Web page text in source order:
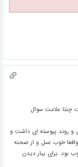
چنتا علامت سوال
و روند پیوسته ای داشت و
خوب عمل و از صحنه
بود. برای یبار دیدن